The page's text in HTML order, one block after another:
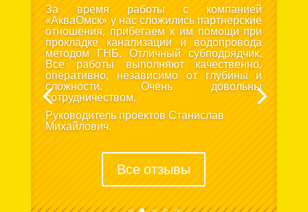
За время работы с компанией
«АкваОмск» у нас сложились партнерские
отношения, прибегаем к им помощи при
прокладке канализации и водопровода
методом ГНБ. Отличный субподрядчик.
Все работы выполняют качественно,
оперативно, независимо от глубины и
сложности. Очень довольны
сотрудничеством.
Руководитель проектов Станислав
Михайлович.
Все отзывы